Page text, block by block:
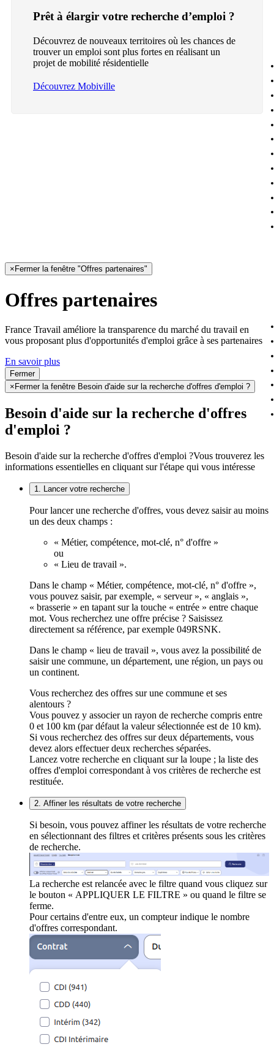
Prêt à élargir votre recherche d’emploi ?
Découvrez de nouveaux territoires où les chances de
trouver un emploi sont plus fortes en réalisant un
projet de mobilité résidentielle
Découvrez Mobiville
× Fermer la fenêtre "Offres partenaires"
Offres partenaires
France Travail améliore la transparence du marché du travail en
vous proposant plus d'opportunités d'emploi grâce à ses partenaires
En savoir plus
Fermer
× Fermer la fenêtre Besoin d'aide sur la recherche d'offres d'emploi ?
Besoin d'aide sur la recherche d'offres
d'emploi ?
Besoin d'aide sur la recherche d'offres d'emploi ?Vous trouverez les
informations essentielles en cliquant sur l'étape qui vous intéresse
1. Lancer votre recherche
Pour lancer une recherche d'offres, vous devez saisir au moins
un des deux champs :
« Métier, compétence, mot-clé, n° d'offre »
ou
« Lieu de travail ».
Dans le champ « Métier, compétence, mot-clé, n° d'offre »,
vous pouvez saisir, par exemple, « serveur », « anglais »,
« brasserie » en tapant sur la touche « entrée » entre chaque
mot. Vous recherchez une offre précise ? Saisissez
directement sa référence, par exemple 049RSNK.
Dans le champ « lieu de travail », vous avez la possibilité de
saisir une commune, un département, une région, un pays ou
un continent.
Vous recherchez des offres sur une commune et ses
alentours ?
Vous pouvez y associer un rayon de recherche compris entre
0 et 100 km (par défaut la valeur sélectionnée est de 10 km).
Si vous recherchez des offres sur deux départements, vous
devez alors effectuer deux recherches séparées.
Lancez votre recherche en cliquant sur la loupe ; la liste des
offres d'emploi correspondant à vos critères de recherche est
restituée.
2. Affiner les résultats de votre recherche
Si besoin, vous pouvez affiner les résultats de votre recherche
en sélectionnant des filtres et critères présents sous les critères
de recherche.
La recherche est relancée avec le filtre quand vous cliquez sur
le bouton « APPLIQUER LE FILTRE » ou quand le filtre se
ferme.
Pour certains d'entre eux, un compteur indique le nombre
d'offres correspondant.